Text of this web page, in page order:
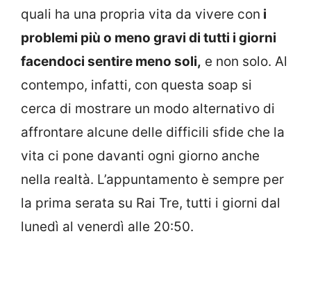
quali ha una propria vita da vivere con i
problemi più o meno gravi di tutti i giorni
facendoci sentire meno soli, e non solo. Al
contempo, infatti, con questa soap si
cerca di mostrare un modo alternativo di
affrontare alcune delle difficili sfide che la
vita ci pone davanti ogni giorno anche
nella realtà. L’appuntamento è sempre per
la prima serata su Rai Tre, tutti i giorni dal
lunedì al venerdì alle 20:50.